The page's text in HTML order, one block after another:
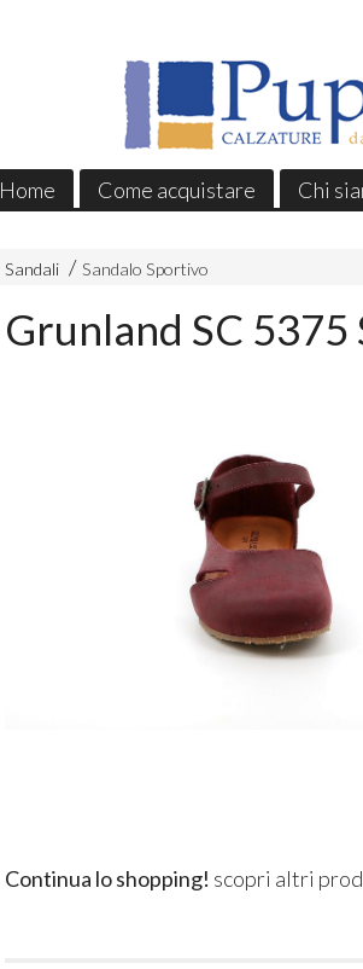
Home Come acquistare Chi
Sandali Sandalo Sportivo
Grunland SC 5375
Continua lo shopping! scopri altri